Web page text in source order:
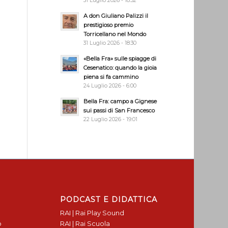
A don Giuliano Palizzi il
prestigioso premio
Torricellano nel Mondo
31 Luglio 2026 - 18:30
«Bella Fra» sulle spiagge di
Cesenatico: quando la gioia
piena si fa cammino
24 Luglio 2026 - 6:00
Bella Fra: campo a Gignese
sui passi di San Francesco
22 Luglio 2026 - 19:01
PODCAST E DIDATTICA
RAI | Rai Play Sound
RAI | Rai Scuola